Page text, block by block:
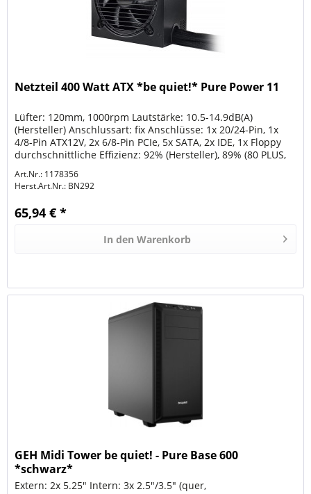
Netzteil 400 Watt ATX *be quiet!* Pure Power 11
Lüfter: 120mm, 1000rpm Lautstärke: 10.5-14.9dB(A)
(Hersteller) Anschlussart: fix Anschlüsse: 1x 20/24-Pin, 1x
4/8-Pin ATX12V, 2x 6/8-Pin PCIe, 5x SATA, 2x IDE, 1x Floppy
durchschnittliche Effizienz: 92% (Hersteller), 89% (80 PLUS,
Art.Nr.: 1178356
Herst.Art.Nr.: BN292
65,94 € *
In den Warenkorb
GEH Midi Tower be quiet! - Pure Base 600
*schwarz*
Extern: 2x 5.25" Intern: 3x 2.5"/3.5" (quer,